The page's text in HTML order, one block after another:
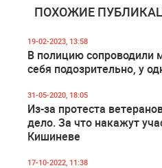
ПОХОЖИЕ
19-02-2023, 13:58
В полицию сопроводили
себя подозрительно, у
31-05-2020, 18:05
Из-за протеста
дело. За что накажут
Кишиневе
17-10-2022, 11:38